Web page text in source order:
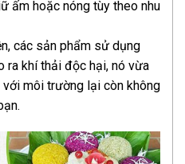
ấm hoặc nóng tùy theo nhu
các sản phẩm sử dụng
ra khí thải độc hại, nó vừa
với môi trường lại còn không